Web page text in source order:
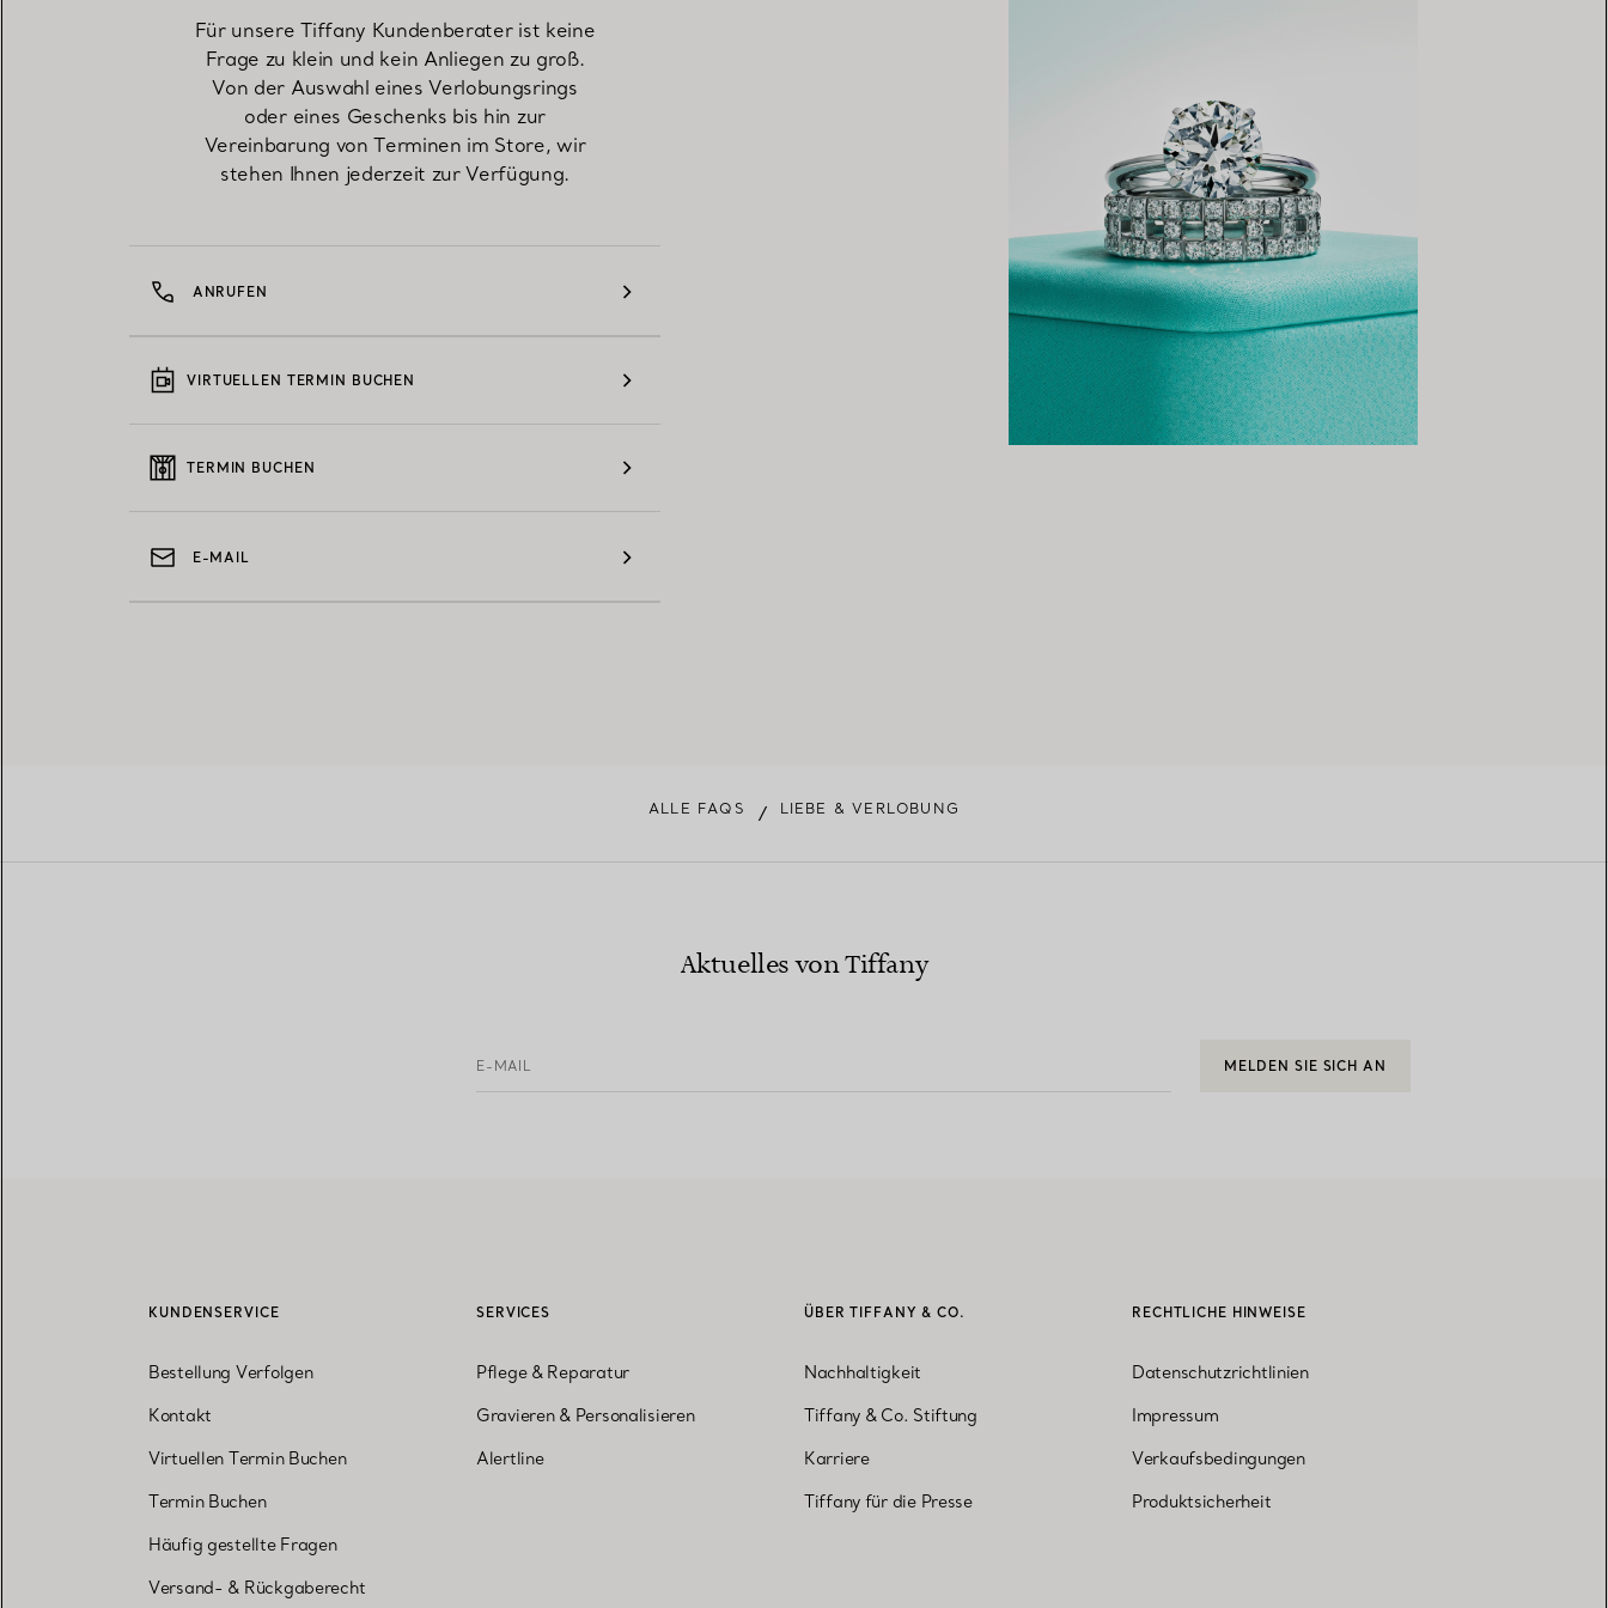
Für unsere Tiffany Kundenberater ist keine
Frage zu klein und kein Anliegen zu groß.
Von der Auswahl eines Verlobungsrings
oder eines Geschenks bis hin zur
Vereinbarung von Terminen im Store, wir
stehen Ihnen jederzeit zur Verfügung.
ANRUFEN
VIRTUELLEN TERMIN BUCHEN
TERMIN BUCHEN
E-MAIL
ALLE FAQS / LIEBE & VERLOBUNG
Aktuelles von Tiffany
E-MAIL MELDEN SIE SICH AN
KUNDENSERVICE
Bestellung Verfolgen
Kontakt
Virtuellen Termin Buchen
Termin Buchen
Häufig gestellte Fragen
Versand- & Rückgaberecht
SERVICES
Pflege & Reparatur
Gravieren & Personalisieren
Alertline
ÜBER TIFFANY & CO.
Nachhaltigkeit
Tiffany & Co. Stiftung
Karriere
Tiffany für die Presse
RECHTLICHE HINWEISE
Datenschutzrichtlinien
Impressum
Verkaufsbedingungen
Produktsicherheit